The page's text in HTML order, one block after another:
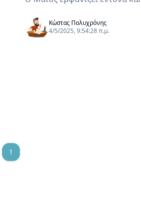
Κώστας Πολυχρόνης
4/5/2025, 9:54:28 π.μ.
1